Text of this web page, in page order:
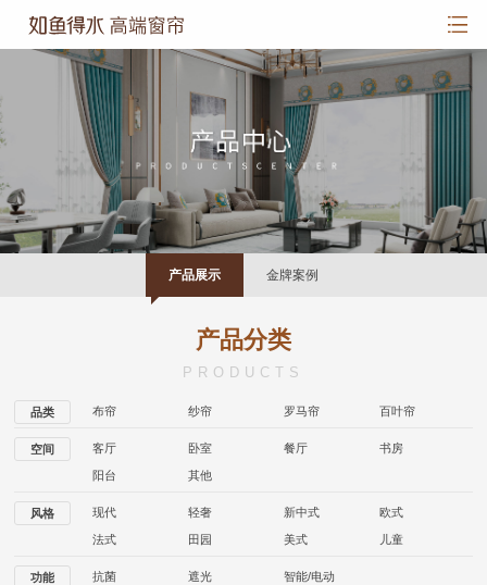
产品展示 金牌案例
产品分类
PRODUCTS
品类 布帘 纱帘 罗马帘 百叶帘
空间 客厅 卧室 餐厅 书房
阳台 其他
风格 现代 轻奢 新中式 欧式
法式 田园 美式 儿童
功能 抗菌 遮光 智能/电动